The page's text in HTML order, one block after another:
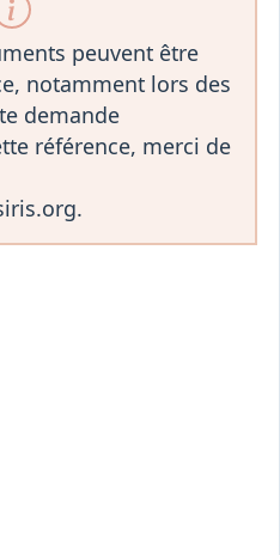
peuvent être
notamment lors des
demande
référence, merci de